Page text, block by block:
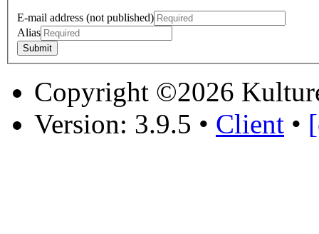
E-mail address (not published)
Alias
Copyright ©2026
Version: 3.9.5 • Client •